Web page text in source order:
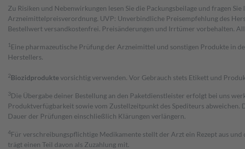
Zu Risiken und Nebenwirkungen lesen Sie die Packungsbeilage und fragen
Arzneimittelpreisverordnung. UVP: Unverbindliche Preisempfehlung des
Bestell­wert versand­kosten­frei. Preisänderungen und Irrtümer vorbehalten.
1 Eine pharmazeutische Prüfung der Arzneimittel und sonstigen Produkte in
Herstellers.
2Biozidproduktevorsichtig verwenden. Vor Gebrauch stets Etikett und
3Die Übergabe deiner Bestellung an den Paketdienstleister erfolgt bei uns
Produktverfügbarkeit sowie vom Zustellzeitpunkt des Spediteurs
Dauer der Prüfungen einschließlich Klärungen verlängern.
4Für verschreibungspflichtige Medikamente stellt der Arzt ein Rezept aus
trägt einen Teil davon als Zuzahlung mit.